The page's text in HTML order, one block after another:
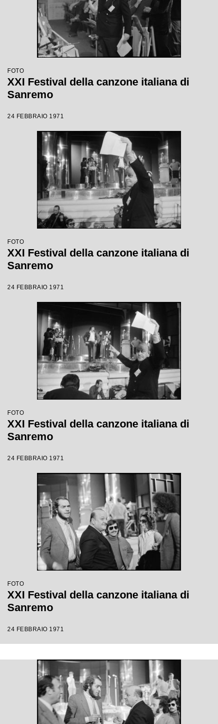
FOTO
XXI Festival della canzone italiana di
Sanremo
24 FEBBRAIO 1971
FOTO
XXI Festival della canzone italiana di
Sanremo
24 FEBBRAIO 1971
FOTO
XXI Festival della canzone italiana di
Sanremo
24 FEBBRAIO 1971
FOTO
XXI Festival della canzone italiana di
Sanremo
24 FEBBRAIO 1971